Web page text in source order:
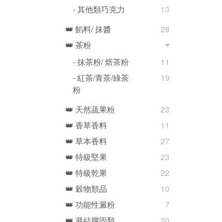
- 其他類巧克力
13
👑 餡料/ 抹醬
28
👑 茶粉
- 抹茶粉/ 焙茶粉
11
- 紅茶/青茶/綠茶
粉
19
👑 天然蔬果粉
23
👑 香草香料
11
👑 草本香料
27
👑 特級堅果
23
👑 特級乾果
22
👑 穀物類品
10
👑 功能性澱粉
7